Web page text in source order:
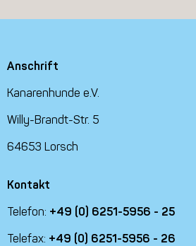
Anschrift
Kanarenhunde e.V.
Willy-Brandt-Str. 5
64653 Lorsch
Kontakt
Telefon: +49 (0) 6251-5956 - 25
Telefax: +49 (0) 6251-5956 - 26